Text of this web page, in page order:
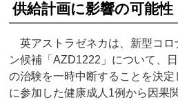
供給計画に影響の可能性
英アストラゼネカは、新型コロ
ン候補「AZD1222」について、
の治験を一時中断することを決
に参加した健康成人1例から因果